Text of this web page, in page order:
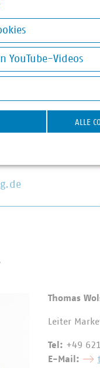
Thomas
Leiter
Tel: +49
E-Mail:
YouTube-Videos
Videos
ALLE